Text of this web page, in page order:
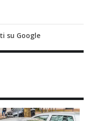
su Google